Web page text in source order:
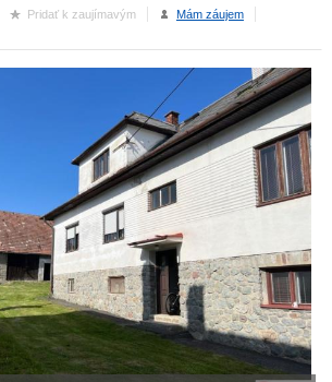
Pridať k zaujímavým Mám záujem